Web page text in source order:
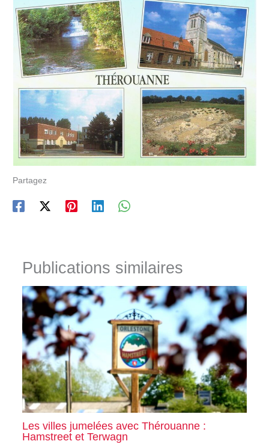
Partagez
Publications similaires
Les villes jumelées avec Thérouanne :
Hamstreet et Terwagn